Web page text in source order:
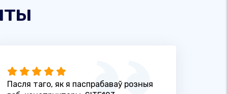
Пасля таго, як я паспрабаваў розныя